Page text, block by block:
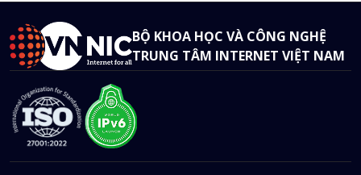
BỘ KHOA HỌC VÀ CÔNG NGHỆ
TRUNG TÂM INTERNET VIỆT NAM